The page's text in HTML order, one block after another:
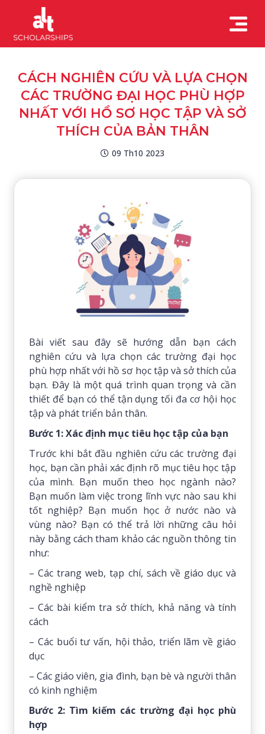
CÁCH NGHIÊN CỨU VÀ LỰA CHỌN
CÁC TRƯỜNG ĐẠI HỌC PHÙ HỢP
NHẤT VỚI HỒ SƠ HỌC TẬP VÀ SỞ
THÍCH CỦA BẢN THÂN
09 Th10 2023
Bài viết sau đây sẽ hướng dẫn bạn cách
nghiên cứu và lựa chọn các trường đại học
phù hợp nhất với hồ sơ học tập và sở thích của
bạn. Đây là một quá trình quan trọng và cần
thiết để bạn có thể tận dụng tối đa cơ hội học
tập và phát triển bản thân.
Bước 1: Xác định mục tiêu học tập của bạn
Trước khi bắt đầu nghiên cứu các trường đại
học, bạn cần phải xác định rõ mục tiêu học tập
của mình. Bạn muốn theo học ngành nào?
Bạn muốn làm việc trong lĩnh vực nào sau khi
tốt nghiệp? Bạn muốn học ở nước nào và
vùng nào? Bạn có thể trả lời những câu hỏi
này bằng cách tham khảo các nguồn thông tin
như:
– Các trang web, tạp chí, sách về giáo dục và
nghề nghiệp
– Các bài kiểm tra sở thích, khả năng và tính
cách
– Các buổi tư vấn, hội thảo, triển lãm về giáo
dục
– Các giáo viên, gia đình, bạn bè và người thân
có kinh nghiệm
Bước 2: Tìm kiếm các trường đại học phù
hợp